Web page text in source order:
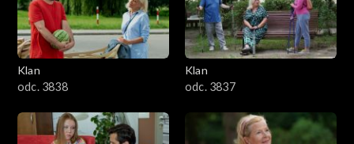
Klan
odc. 3838
Klan
odc. 3837